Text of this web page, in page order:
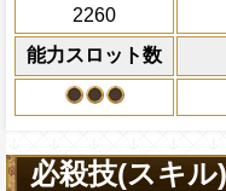
2260
能力スロット数
必殺技(スキ